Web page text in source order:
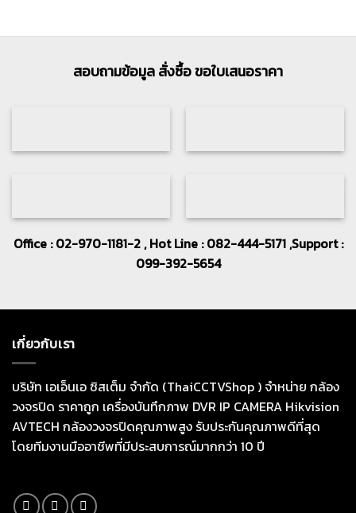
สอบถามข้อมูล สั่งซื้อ ขอใบเสนอราคา
Office : 02-970-1181-2 , Hot Line : 082-444-5171 ,Support :
099-392-5654
เกี่ยวกับเรา
บริษัท เอเอ็นเอ ซิสเต็ม จำกัด (ThaiCCTVShop ) จำหน่าย กล้อง
วงจรปิด ราคาถูก เครื่องบันทึกภาพ DVR IP CAMERA Hikvision
AVTECH กล้องวงจรปิดคุณภาพสูง รับประกันคุณภาพดีที่สุด
โดยทีมงานมืออาชีพที่มีประสบการณ์มากกว่า 10 ปี